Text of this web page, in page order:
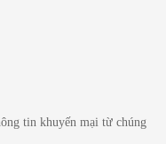
tin khuyến mại từ chúng